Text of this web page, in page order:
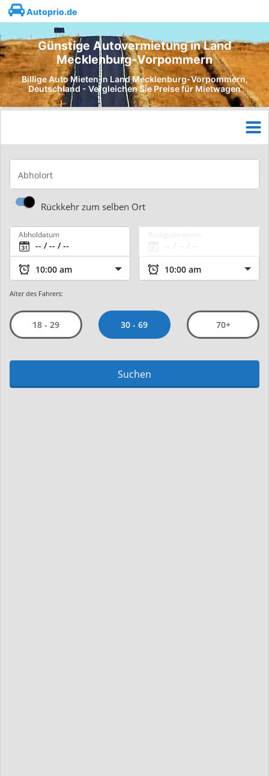
Autoprio.de
Günstige Autovermietung in Land
Mecklenburg-Vorpommern
Billige Auto Mieten in Land Mecklenburg-Vorpommern,
Deutschland - Vergleichen Sie Preise für Mietwagen
Abholort
Rückkehr zum selben Ort
Abholdatum
Alter des Fahrers:
18 - 29 30 - 69 70+
Suchen